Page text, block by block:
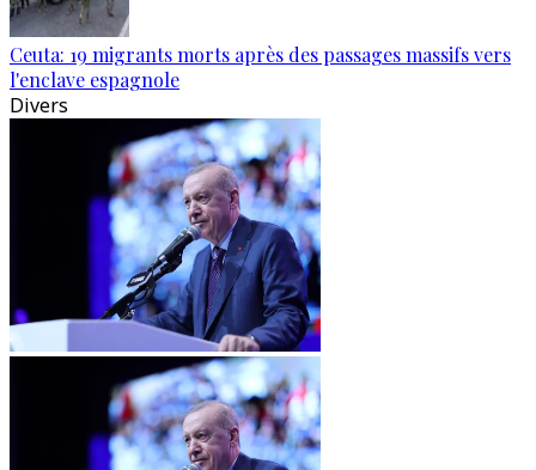
Ceuta: 19 migrants morts après des passages massifs vers
l'enclave espagnole
Divers